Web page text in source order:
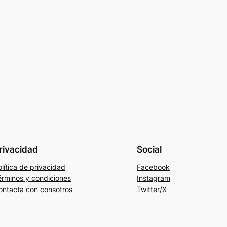
de privacidad
y condiciones
con consotros
Social
Facebook
Instagram
Twitter/X